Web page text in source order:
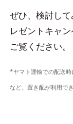
ぜひ、検討し
レゼントキャ
ご覧ください。
*ヤマト運輸での配送
など、置き配が利用で